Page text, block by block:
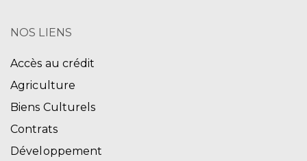
NOS LIENS
Accès au crédit
Agriculture
Biens Culturels
Contrats
Développement